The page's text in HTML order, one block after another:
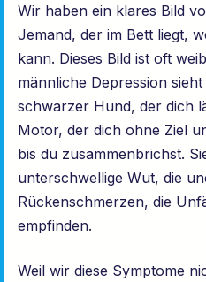
Wir haben ein klares Bild
Jemand, der im Bett liegt,
kann. Dieses Bild ist oft
männliche Depression
schwarzer Hund, der dich
Motor, der dich ohne Ziel
bis du zusammenbrichst.
unterschwellige Wut, die
Rückenschmerzen, die
empfinden.
Weil wir diese Symptome